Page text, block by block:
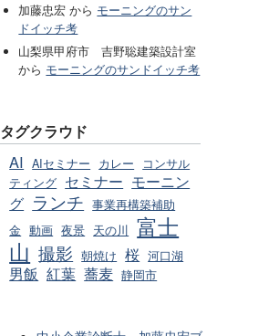
加藤忠宏 から モーニングのサン
ドイッチ考
山梨県甲府市 吉野聡建築設計室
から モーニングのサンドイッチ考
タグクラウド
AI AIセミナー カレー
コンサル
ティング セミナー モーニン
グ ランチ 事業再構築補助
金 動画 夜景 天の川
富士
山 撮影 朝焼け 桜 河口湖
男飯 紅葉 蕎麦 静岡市